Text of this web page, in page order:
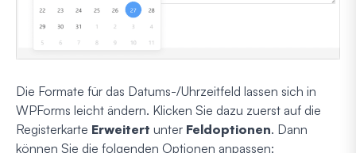
Die Formate für das Datums-/Uhrzeitfeld lassen sich in
WPForms leicht ändern. Klicken Sie dazu zuerst auf die
Registerkarte Erweitert unter Feldoptionen. Dann
können Sie die folgenden Optionen anpassen: